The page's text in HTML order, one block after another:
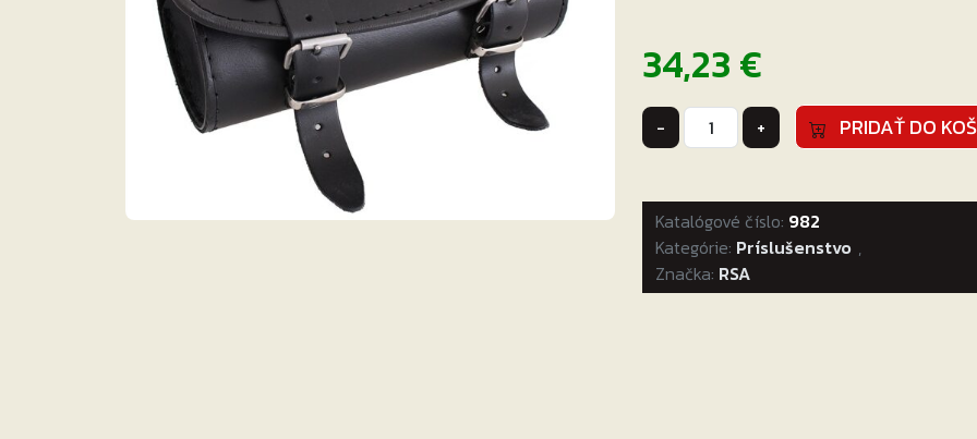
34,23€
-
množstvo
Kožená
na
motorku
Chopper
Custom
RSA-
+ PRIDAŤ DO
Katalógové číslo: 982
Kategórie: Príslušenstvo ,
Značka: RSA